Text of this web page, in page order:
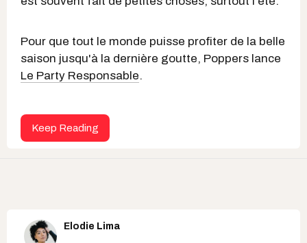
Pour que tout le monde puisse profiter de la belle
saison jusqu'à la dernière goutte, Poppers lance
Le Party Responsable.
Keep Reading
Elodie Lima